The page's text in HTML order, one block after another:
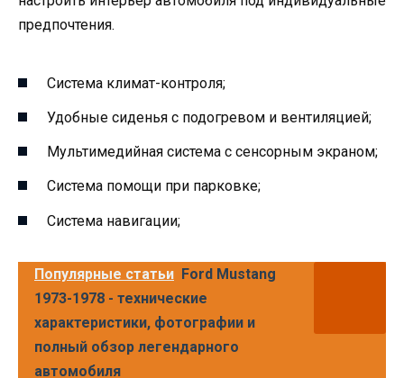
предпочтения.
Система климат-контроля;
Удобные сиденья с подогревом и вентиляцией;
Мультимедийная система с сенсорным экраном;
Система помощи при парковке;
Система навигации;
Популярные статьи Ford Mustang
1973-1978 - технические
характеристики, фотографии и
полный обзор легендарного
автомобиля